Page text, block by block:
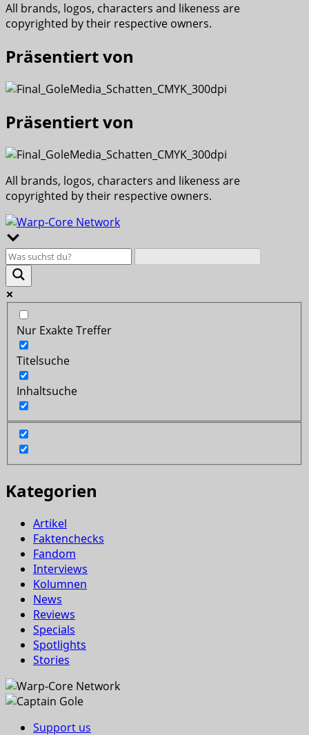
All brands, logos, characters and likeness are
copyrighted by their respective owners.
Präsentiert von
Präsentiert von
All brands, logos, characters and likeness are
copyrighted by their respective owners.
Nur Exakte Treffer
Titelsuche
Inhaltsuche
Kategorien
Artikel
Faktenchecks
Fandom
Interviews
Kolumnen
News
Reviews
Specials
Spotlights
Stories
Support us